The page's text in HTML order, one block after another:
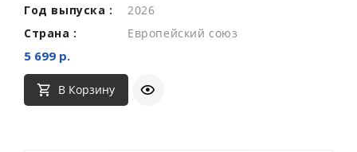
Год выпуска :
2026
Страна :
Европейский союз
5 699 р.
В Корзину